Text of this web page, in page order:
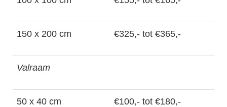
150 x 200 cm €325,- tot €365,-
Valraam
50 x 40 cm €100,- tot €180,-